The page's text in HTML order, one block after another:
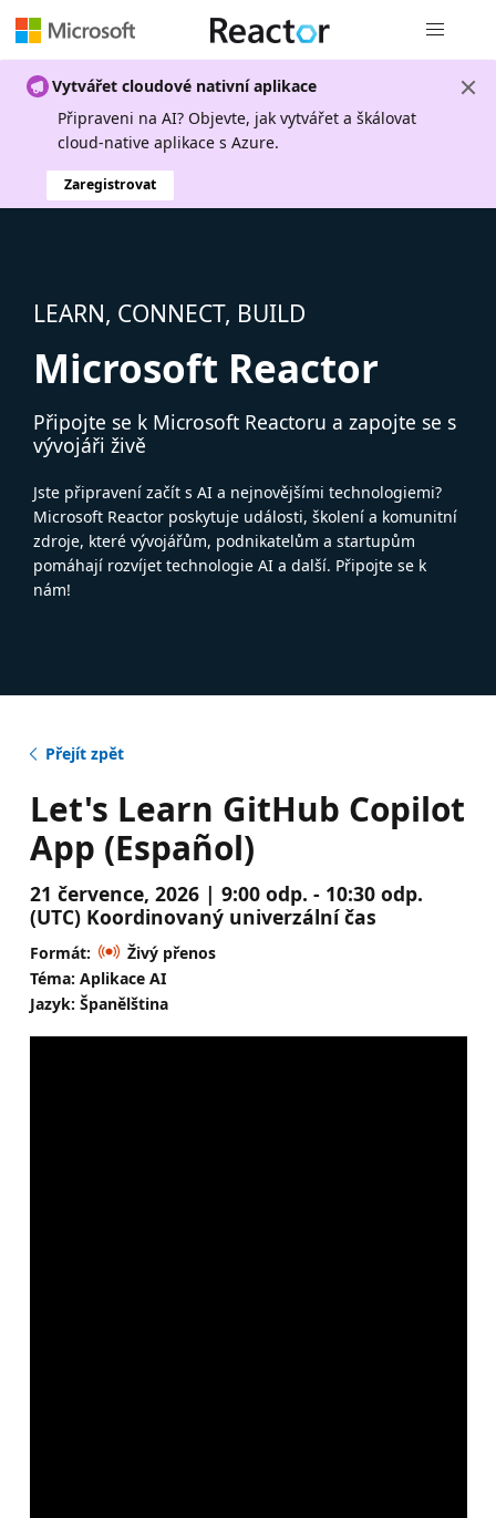
Vytvářet cloudové nativní aplikace
Připraveni na AI? Objevte, jak vytvářet a škálovat
cloud-native aplikace s Azure.
Zaregistrovat
LEARN, CONNECT, BUILD
Microsoft Reactor
Připojte se k Microsoft Reactoru a zapojte se s
vývojáři živě
Jste připravení začít s AI a nejnovějšími technologiemi?
Microsoft Reactor poskytuje události, školení a komunitní
zdroje, které vývojářům, podnikatelům a startupům
pomáhají rozvíjet technologie AI a další. Připojte se k
nám!
Přejít zpět
Let's Learn GitHub Copilot
App (Español)
21 července, 2026 | 9:00 odp. - 10:30 odp.
(UTC) Koordinovaný univerzální čas
Formát:
Živý přenos
Téma: Aplikace AI
Jazyk: Španělština